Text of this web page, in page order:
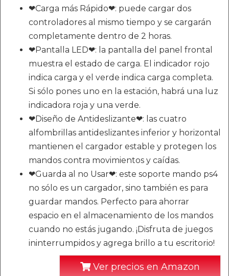
❤Carga más Rápido❤: puede cargar dos
controladores al mismo tiempo y se cargarán
completamente dentro de 2 horas.
❤Pantalla LED❤: la pantalla del panel frontal
muestra el estado de carga. El indicador rojo
indica carga y el verde indica carga completa.
Si sólo pones uno en la estación, habrá una luz
indicadora roja y una verde.
❤Diseño de Antideslizante❤: las cuatro
alfombrillas antideslizantes inferior y horizontal
mantienen el cargador estable y protegen los
mandos contra movimientos y caídas.
❤Guarda al no Usar❤: este soporte mando ps4
no sólo es un cargador, sino también es para
guardar mandos. Perfecto para ahorrar
espacio en el almacenamiento de los mandos
cuando no estás jugando. ¡Disfruta de juegos
ininterrumpidos y agrega brillo a tu escritorio!
Ver precios en Amazon